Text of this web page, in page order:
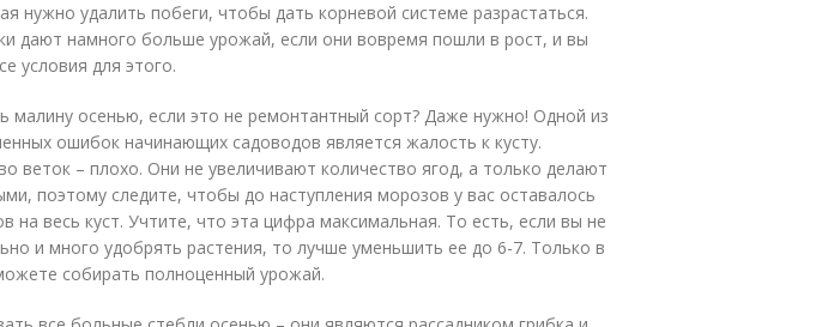
нужно удалить побеги, чтобы дать корневой системе разрастаться.
дают намного больше урожай, если они вовремя пошли в рост, и вы
условия для этого.
малину осенью, если это не ремонтантный сорт? Даже нужно! Одной из
ошибок начинающих садоводов является жалость к кусту.
веток – плохо. Они не увеличивают количество ягод, а только делают
поэтому следите, чтобы до наступления морозов у вас оставалось
на весь куст. Учтите, что эта цифра максимальная. То есть, если вы не
и много удобрять растения, то лучше уменьшить ее до 6-7. Только в
собирать полноценный урожай.